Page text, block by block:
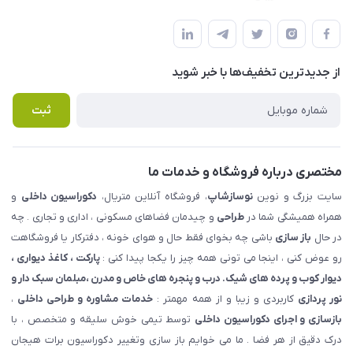
املاک مدنی - نوساز شاپ
لیست محصولات
درباره ما
قوانین و مقررات
حریم خصوصی
راهنما
پرسش های متداول
از جدید‌ترین تخفیف‌ها با‌ خبر شوید
ثبت
مختصری درباره فروشگاه و خدمات ما
سایت بزرگ و نویننوسازشاپ، فروشگاه آنلاین متریال، دکوراسیون داخلی و
همراه همیشگی شما درطراحی و چیدمان فضاهای مسکونی ، اداری و تجاری . چه
در حال باز سازی باشی چه بخوای فقط حال و هوای خونه ، دفترکار یا فروشگاهت
رو عوض کنی ، اینجا می تونی همه چیز را یکجا پیدا کنی :پارکت ، کاغذ دیواری ،
دیوار کوب و پرده های شیک. درب و پنجره های خاص و مدرن ،مبلمان سبک دار و
نور پردازی کاربردی و زیبا و از همه مهمتر : خدمات مشاوره و طراحی داخلی ،
بازسازی و اجرای دکوراسیون داخلی توسط تیمی خوش سلیقه و متخصص ، با
درک دقیق از هر فضا . ما می خوایم باز سازی وتغییر دکوراسیون برات هیجان